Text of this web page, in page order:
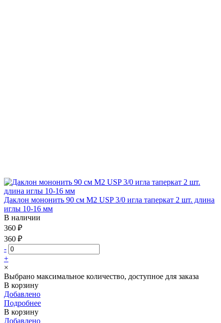
Даклон мононить 90 см М2 USP 3/0 игла таперкат 2 шт. длина
иглы 10-16 мм
В наличии
360 ₽
360 ₽
-
+
×
Выбрано максимальное количество, доступное для заказа
В корзину
Добавлено
Подробнее
В корзину
Добавлено